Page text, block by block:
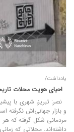
یادداشت/
احیای هویت محلات
نصر: تبریز، شهری با
و بازار جهانی‌اش
مردمانی شکل گرفته که
داشته‌اند. محلاتی که